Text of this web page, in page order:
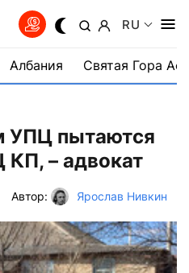
RU
Албания Святая Гора
УПЦ пытаются
КП, – адвокат
Автор: Ярослав Нивкин